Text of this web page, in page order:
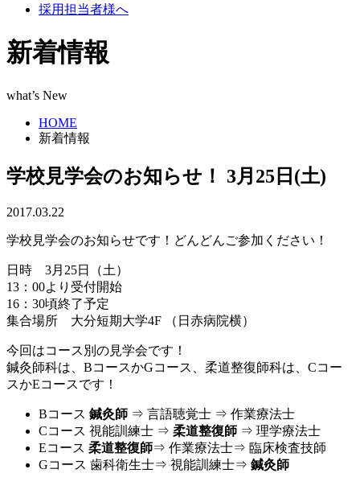
採用担当者様へ
新着情報
what’s New
HOME
新着情報
学校見学会のお知らせ！ 3月25日(土)
2017.03.22
学校見学会のお知らせです！どんどんご参加ください！
日時 3月25日（土）
13：00より受付開始
16：30頃終了予定
集合場所 大分短期大学4F （日赤病院横）
今回はコース別の見学会です！
鍼灸師科は、BコースかGコース、柔道整復師科は、Cコー
スかEコースです！
Bコース 鍼灸師 ⇒ 言語聴覚士 ⇒ 作業療法士
Cコース 視能訓練士 ⇒ 柔道整復師 ⇒ 理学療法士
Eコース 柔道整復師⇒ 作業療法士⇒ 臨床検査技師
Gコース 歯科衛生士⇒ 視能訓練士⇒ 鍼灸師